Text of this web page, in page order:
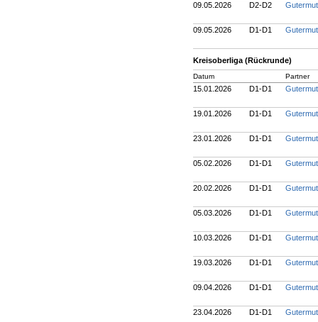
09.05.2026 D2-D2
09.05.2026 D1-D1
Kreisoberliga (Rückrunde)
Datum Partner
15.01.2026 D1-D1
19.01.2026 D1-D1
23.01.2026 D1-D1
05.02.2026 D1-D1
20.02.2026 D1-D1
05.03.2026 D1-D1
10.03.2026 D1-D1
19.03.2026 D1-D1
09.04.2026 D1-D1
23.04.2026 D1-D1